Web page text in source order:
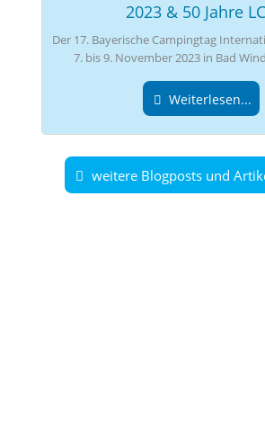
2023 & 50 Jahre
Der 17. Bayerische Campingtag
7. bis 9. November 2023 in Bad
Weiterlesen...
weitere Blogposts und